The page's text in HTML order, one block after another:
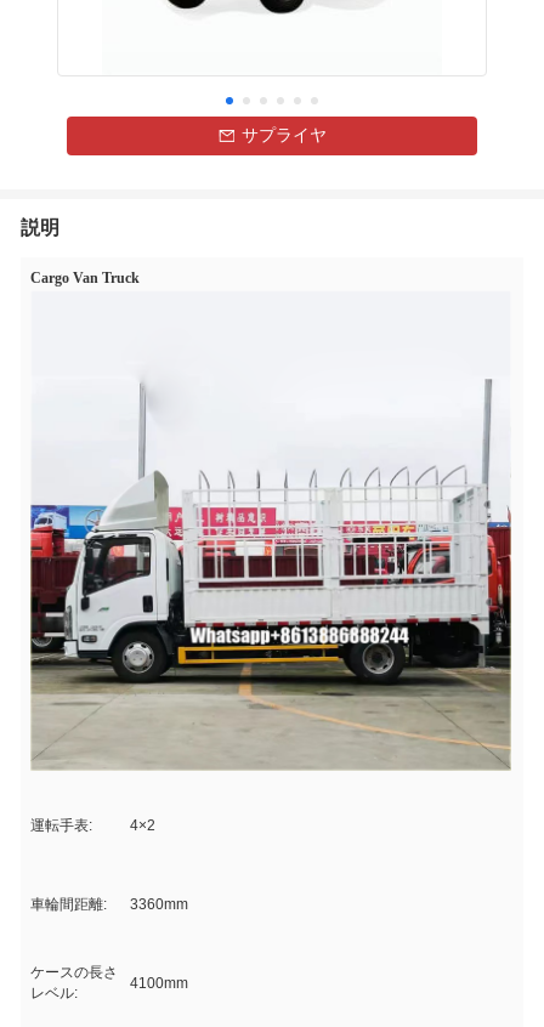
サプライヤ
説明
Cargo Van Truck
運転手表: 4×2
車輪間距離: 3360mm
ケースの長さ
レベル:
4100mm